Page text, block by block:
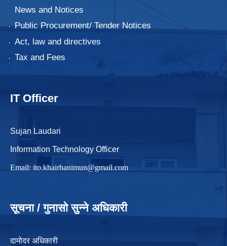
News and Notices
Public Procurement/ Tender Notices
Act, law and directives
Tax and Fees
IT Officer
Sujan Laudari
Information Technology Officer
Email: ito.khairhanimun@gmail.com
सूचना / गुनासो सुन्ने अधिकारी
दामोदर अधिकारी